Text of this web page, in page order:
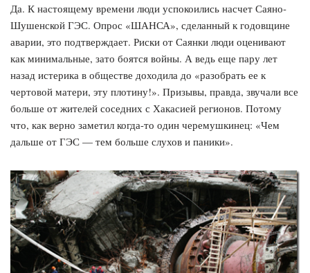
Да. К настоящему времени люди успокоились насчет Саяно-
Шушенской ГЭС. Опрос «ШАНСА», сделанный к годовщине
аварии, это подтверждает. Риски от Саянки люди оценивают
как минимальные, зато боятся войны. А ведь еще пару лет
назад истерика в обществе доходила до «разобрать ее к
чертовой матери, эту плотину!». Призывы, правда, звучали все
больше от жителей соседних с Хакасией регионов. Потому
что, как верно заметил когда-то один черемушкинец: «Чем
дальше от ГЭС — тем больше слухов и паники».